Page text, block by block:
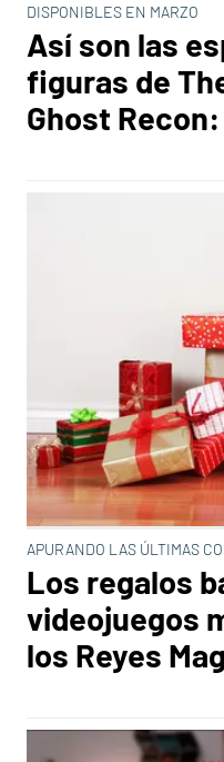
DISPONIBLES EN MARZO
Así son las
figuras de
Ghost
APURANDO LAS ÚLTIMAS
Los regalos
videojuegos
los Reyes